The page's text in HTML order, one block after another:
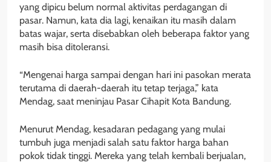
yang dipicu belum normal aktivitas perdagangan di
pasar. Namun, kata dia lagi, kenaikan itu masih dalam
batas wajar, serta disebabkan oleh beberapa faktor yang
masih bisa ditoleransi.
“Mengenai harga sampai dengan hari ini pasokan merata
terutama di daerah-daerah itu tetap terjaga,” kata
Mendag, saat meninjau Pasar Cihapit Kota Bandung.
Menurut Mendag, kesadaran pedagang yang mulai
tumbuh juga menjadi salah satu faktor harga bahan
pokok tidak tinggi. Mereka yang telah kembali berjualan,